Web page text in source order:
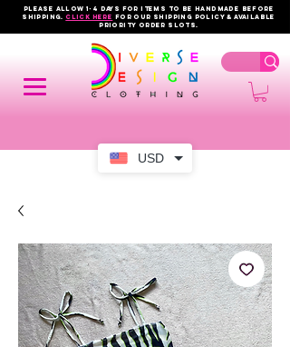
USD
PLEASE ALLOW 1-4 DAYS FOR ITEMS TO BE HANDMADE BEFORE
SHIPPING.click here FOR OUR shipping policy & AVAILABLE
PRIORITY order slots.